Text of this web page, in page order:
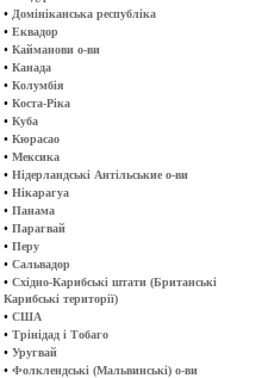
• Домініканська республіка
• Еквадор
• Кайманови о-ви
• Канада
• Колумбія
• Коста-Ріка
• Куба
• Кюрасао
• Мексика
• Нідерландські Антільськие о-ви
• Нікарагуа
• Панама
• Парагвай
• Перу
• Сальвадор
• Східно-Карибські штати (Британські
Карибські території)
• США
• Трінідад і Тобаго
• Уругвай
• Фолклендські (Мальвинські) о-ви